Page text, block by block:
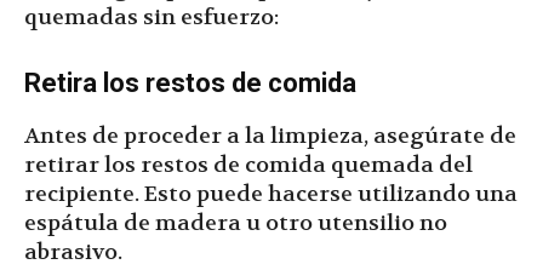
quemadas sin esfuerzo:
Retira los restos de comida
Antes de proceder a la limpieza, asegúrate de
retirar los restos de comida quemada del
recipiente. Esto puede hacerse utilizando una
espátula de madera u otro utensilio no
abrasivo.